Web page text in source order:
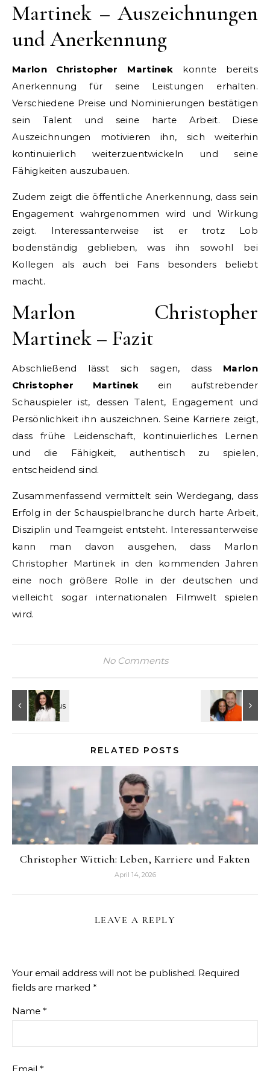
Martinek – Auszeichnungen
und Anerkennung
Marlon Christopher Martinek konnte bereits
Anerkennung für seine Leistungen erhalten.
Verschiedene Preise und Nominierungen bestätigen
sein Talent und seine harte Arbeit. Diese
Auszeichnungen motivieren ihn, sich weiterhin
kontinuierlich weiterzuentwickeln und seine
Fähigkeiten auszubauen.
Zudem zeigt die öffentliche Anerkennung, dass sein
Engagement wahrgenommen wird und Wirkung
zeigt. Interessanterweise ist er trotz Lob
bodenständig geblieben, was ihn sowohl bei
Kollegen als auch bei Fans besonders beliebt
macht.
Marlon Christopher
Martinek – Fazit
Abschließend lässt sich sagen, dass Marlon
Christopher Martinek ein aufstrebender
Schauspieler ist, dessen Talent, Engagement und
Persönlichkeit ihn auszeichnen. Seine Karriere zeigt,
dass frühe Leidenschaft, kontinuierliches Lernen
und die Fähigkeit, authentisch zu spielen,
entscheidend sind.
Zusammenfassend vermittelt sein Werdegang, dass
Erfolg in der Schauspielbranche durch harte Arbeit,
Disziplin und Teamgeist entsteht. Interessanterweise
kann man davon ausgehen, dass Marlon
Christopher Martinek in den kommenden Jahren
eine noch größere Rolle in der deutschen und
vielleicht sogar internationalen Filmwelt spielen
wird.
No Comments
RELATED POSTS
Christopher Wittich: Leben, Karriere und Fakten
April 14, 2026
LEAVE A REPLY
Your email address will not be published. Required
fields are marked *
Name *